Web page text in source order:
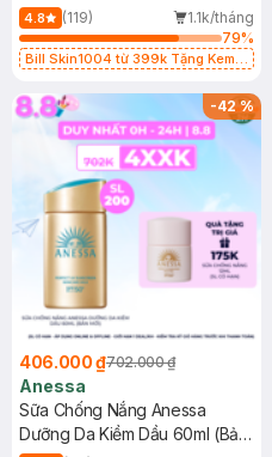
50ml
4.8 (119)
1.1k/tháng
79%
Bill Skin1004 từ 399k Tặng Kem
SPF 50+ 20ml (SL Có Hạn)
-42%
406.000 ₫702.000 ₫
Anessa
Sữa Chống Nắng Anessa
Dưỡng Da Kiềm Dầu 60ml (Bản